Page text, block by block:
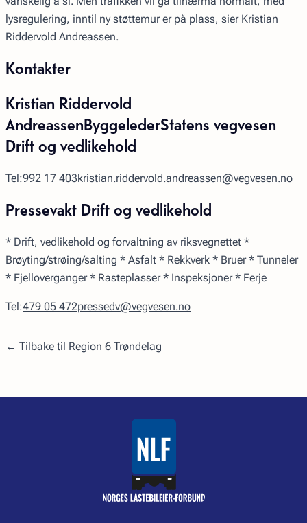
lysregulering, inntil ny støttemur er på plass, sier Kristian
Riddervold Andreassen.
Kontakter
Kristian Riddervold
AndreassenByggelederStatens vegvesen
Drift og vedlikehold
Tel:992 17 403kristian.riddervold.andreassen@vegvesen.no
Pressevakt Drift og vedlikehold
* Drift, vedlikehold og forvaltning av riksvegnettet *
Brøyting/strøing/salting * Asfalt * Rekkverk * Bruer * Tunneler
* Fjelloverganger * Rasteplasser * Inspeksjoner * Ferje
Tel:479 05 472pressedv@vegvesen.no
← Tilbake til Region 6 Trøndelag